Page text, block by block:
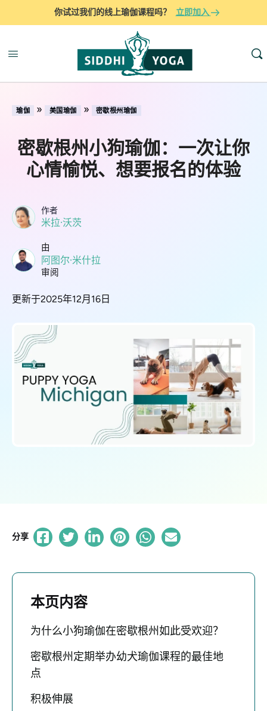
你试过我们的线上瑜伽课程吗？ 立即加入
瑜伽 » 美国瑜伽 » 密歇根州瑜伽
密歇根州小狗瑜伽：一次让你
心情愉悦、想要报名的体验
作者
米拉·沃茨
由
阿图尔·米什拉
审阅
更新于2025年12月16日
分享
本页内容
为什么小狗瑜伽在密歇根州如此受欢迎？
密歇根州定期举办幼犬瑜伽课程的最佳地
点
积极伸展